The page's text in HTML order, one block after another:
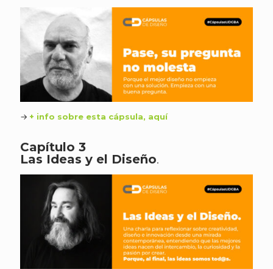
→ + info sobre esta cápsula, aquí
Capítulo 3
Las Ideas y el Diseño.